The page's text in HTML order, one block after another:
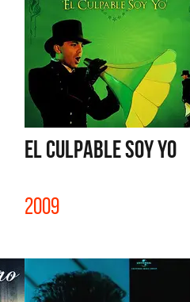
EL CULPABLE SOY YO
2009